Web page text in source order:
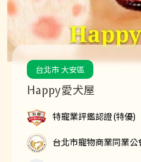
台北市 大安區
Happy愛犬屋
特寵業評鑑認證(特優)
台北市寵物商業同業公